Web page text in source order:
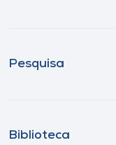
Pesquisa
Biblioteca